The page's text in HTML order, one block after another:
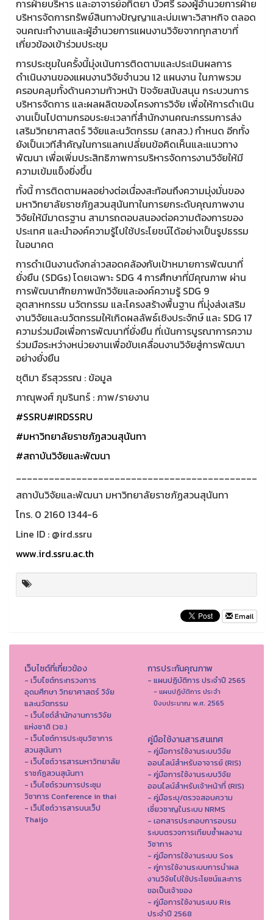
การฝ่ายบริหาร และอาจารย์อทิตยา บัวศรี รองผู้อำนวยการฝ่าย
บริหารจัดการทรัพย์สินทางปัญญาและบ่มเพาะวิสาหกิจ ตลอด
จนคณะทำงานและผู้อำนวยการแผนงานวิจัยจากทุกสาขาที่
เกี่ยวข้องเข้าร่วมประชุม
การประชุมในครั้งนี้มุ่งเน้นการติดตามและประเมินผลการ
ดำเนินงานของแผนงานวิจัยจำนวน 12 แผนงาน ในภาพรวม
ครอบคลุมทั้งด้านความก้าวหน้า ปัจจัยสนับสนุน กระบวนการ
บริหารจัดการ และผลผลิตของโครงการวิจัย เพื่อให้การดำเนิน
งานเป็นไปตามกรอบระยะเวลาที่สำนักงานคณะกรรมการส่ง
เสริมวิทยาศาสตร์ วิจัยและนวัตกรรม (สกสว.) กำหนด อีกทั้ง
ยังเป็นเวทีสำคัญในการแลกเปลี่ยนข้อคิดเห็นและแนวทาง
พัฒนา เพื่อเพิ่มประสิทธิภาพการบริหารจัดการงานวิจัยให้มี
ความเข้มแข็งยิ่งขึ้น
ทั้งนี้ การติดตามผลอย่างต่อเนื่องสะท้อนถึงความมุ่งมั่นของ
มหาวิทยาลัยราชภัฏสวนสุนันทาในการยกระดับคุณภาพงาน
วิจัยให้มีมาตรฐาน สามารถตอบสนองต่อความต้องการของ
ประเทศ และนำองค์ความรู้ไปใช้ประโยชน์ได้อย่างเป็นรูปธรรม
ในอนาคต
การดำเนินงานดังกล่าวสอดคล้องกับเป้าหมายการพัฒนาที่
ยั่งยืน (SDGs) โดยเฉพาะ SDG 4 การศึกษาที่มีคุณภาพ ผ่าน
การพัฒนาศักยภาพนักวิจัยและองค์ความรู้ SDG 9
อุตสาหกรรม นวัตกรรม และโครงสร้างพื้นฐาน ที่มุ่งส่งเสริม
งานวิจัยและนวัตกรรมให้เกิดผลลัพธ์เชิงประจักษ์ และ SDG 17
ความร่วมมือเพื่อการพัฒนาที่ยั่งยืน ที่เน้นการบูรณาการความ
ร่วมมือระหว่างหน่วยงานเพื่อขับเคลื่อนงานวิจัยสู่การพัฒนา
อย่างยั่งยืน
ชุติมา ธีรสุวรรณ : ข้อมูล
ภาณุพงศ์ ภุมรินทร์ : ภาพ/รายงาน
#SSRU#IRDSSRU
#มหาวิทยาลัยราชภัฏสวนสุนันทา
#สถาบันวิจัยและพัฒนา
____________________________________________
สถาบันวิจัยและพัฒนา มหาวิทยาลัยราชภัฏสวนสุนันทา
โทร. 0 2160 1344-6
Line ID : @ird.ssru
www.ird.ssru.ac.th
Email
เว็บไซต์ที่เกี่ยวข้อง
- เว็บไซต์กระทรวงการ
อุดมศึกษา วิทยาศาสตร์ วิจัย
และนวัตกรรม
- เว็บไซต์สำนักงานการวิจัย
แห่งชาติ (วช.)
- เว็บไซต์การประชุมวิชาการ
สวนสุนันทา
- เว็บไซต์วารสารมหาวิทยาลัย
ราชภัฏสวนสุนันทา
- เว็บไซต์รวมการประชุม
วิชาการ Conference in thai
- เว็ปไซต์วารสารบนเว็ป
Thaijo
การประกันคุณภาพ
- แผนปฏิบัติการ ประจำปี 2565
- แผนปฏิบัติการ ประจำ
ปีงบประมาณ พ.ศ. 2565
คู่มือใช้งานสารสนเทศ
- คู่มือการใช้งานระบบวิจัย
ออนไลน์สำหรับอาจารย์ (RIS)
- คู่มือการใช้งานระบบวิจัย
ออนไลน์สำหรับเจ้าหน้าที่ (RIS)
- คู่มือระบุ/ตรวจสอบความ
เชี่ยวชาญในระบบ NRMS
- เอกสารประกอบการอบรม
ระบบตรวจการเทียบซ้ำผลงาน
วิชาการ
- คู่มือการใช้งานระบบ Sos
- คู่การใช้งานระบบการนำผล
งานวิจัยไปใช้ประโยชน์และการ
ขอเป็นเจ้าของ
- คู่มือการใช้งานระบบ Ris
ประจำปี 2568